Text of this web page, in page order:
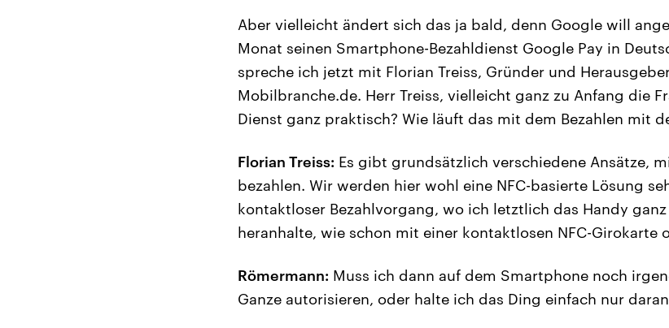
Aber vielleicht ändert sich das ja bald, denn Google will
Monat seinen Smartphone-Bezahldienst Google Pay in
spreche ich jetzt mit Florian Treiss, Gründer und
Mobilbranche.de. Herr Treiss, vielleicht ganz zu Anfang die
Dienst ganz praktisch? Wie läuft das mit dem Bezahlen mit
Florian Treiss: Es gibt grundsätzlich verschiedene Ansätze,
bezahlen. Wir werden hier wohl eine NFC-basierte Lösung
kontaktloser Bezahlvorgang, wo ich letztlich das Handy
heranhalte, wie schon mit einer kontaktlosen NFC-Girokarte
Römermann: Muss ich dann auf dem Smartphone noch
Ganze autorisieren, oder halte ich das Ding einfach nur